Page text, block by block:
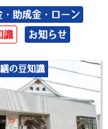
・助成金・ローン
識 お知らせ
の豆知識